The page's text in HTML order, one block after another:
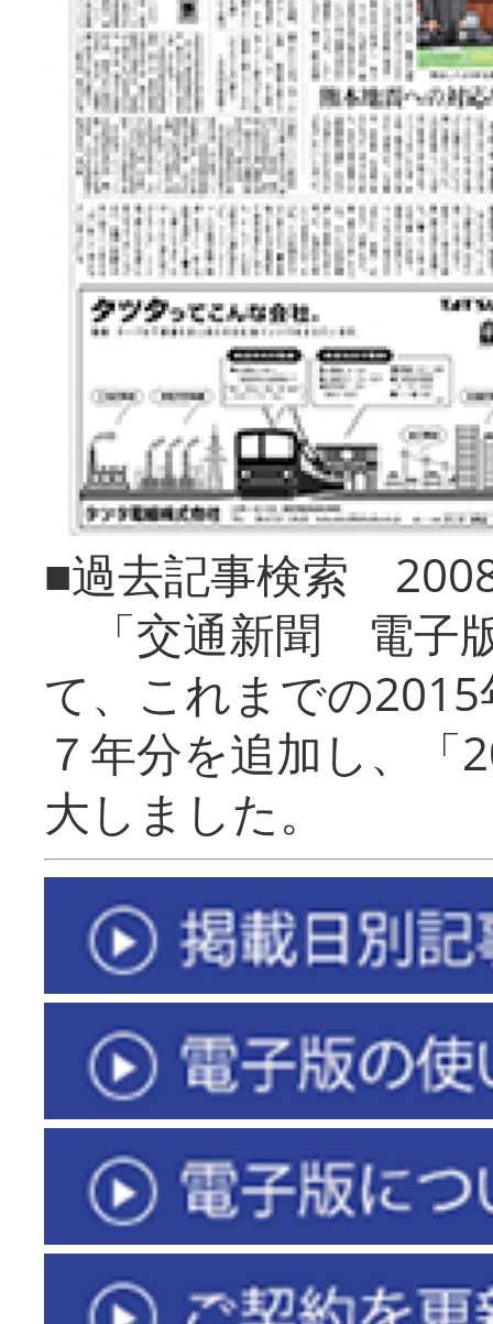
■過去記事検索
「交通新聞 電子
て、これまでの
７年分を追加し、「
大しまし